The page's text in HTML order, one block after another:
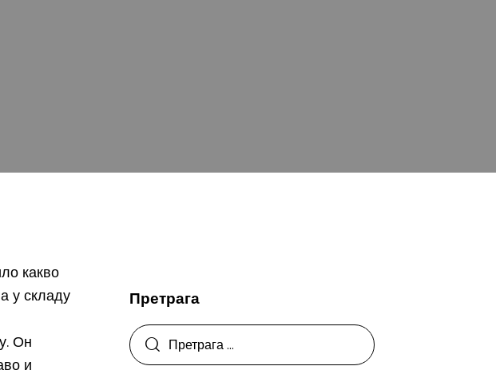
какво
у складу
Он
и
Претрага